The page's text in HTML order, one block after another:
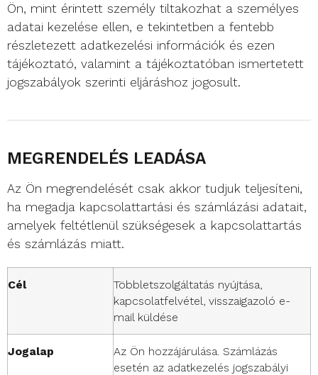
Ön, mint érintett személy tiltakozhat a személyes
adatai kezelése ellen, e tekintetben a fentebb
részletezett adatkezelési információk és ezen
tájékoztató, valamint a tájékoztatóban ismertetett
jogszabályok szerinti eljáráshoz jogosult.
MEGRENDELÉS LEADÁSA
Az Ön megrendelését csak akkor tudjuk teljesíteni,
ha megadja kapcsolattartási és számlázási adatait,
amelyek feltétlenül szükségesek a kapcsolattartás
és számlázás miatt.
Cél
Többletszolgáltatás nyújtása,
kapcsolatfelvétel, visszaigazoló e-
mail küldése
Jogalap
Az Ön hozzájárulása. Számlázás
esetén az adatkezelés jogszabályi